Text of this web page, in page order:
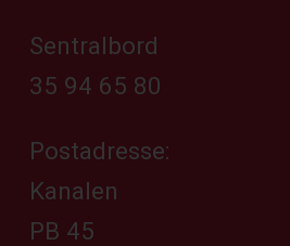
Sentralbord
35 94 65 80
Postadresse:
Kanalen
PB 45